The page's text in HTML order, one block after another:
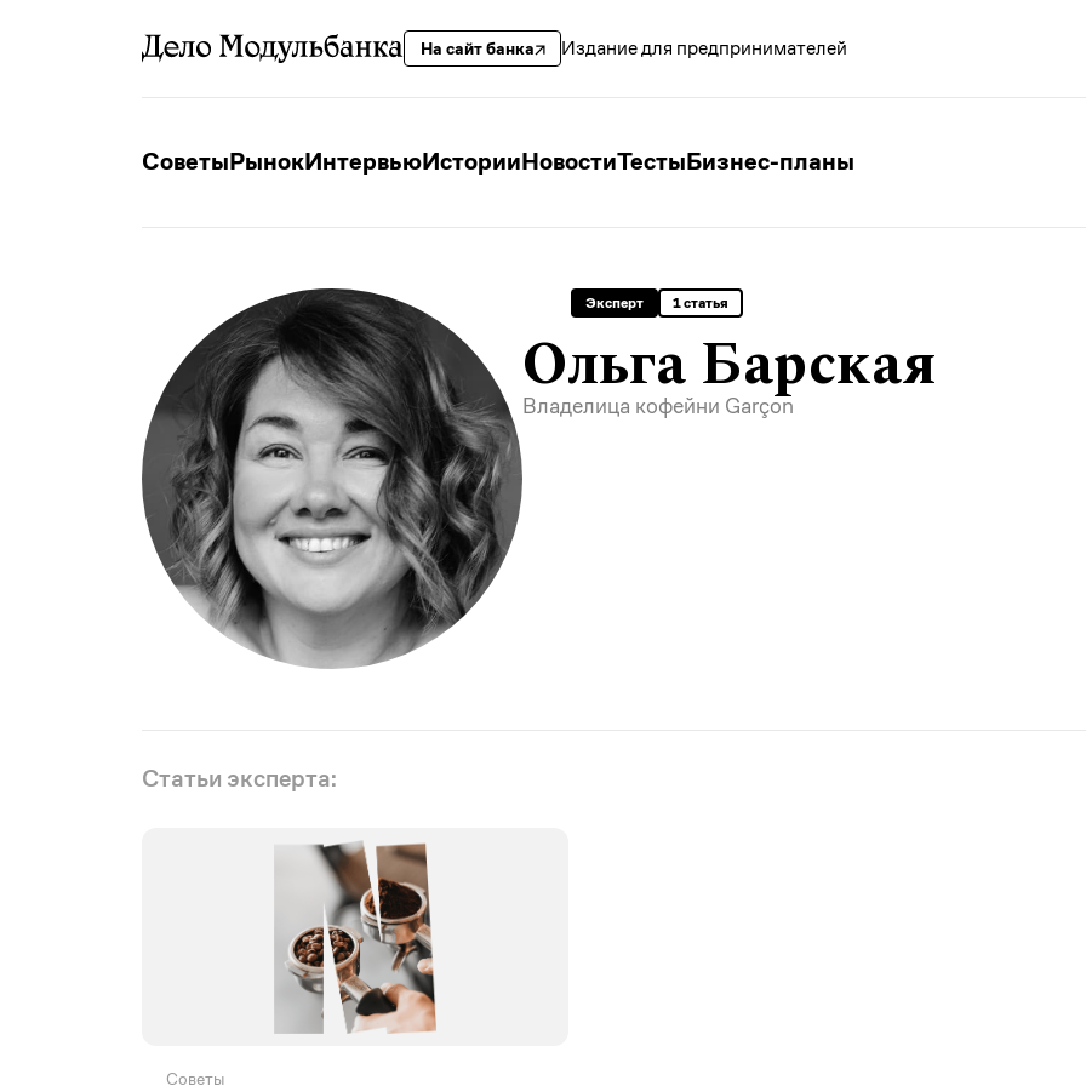
На сайт банка Издание для предпринимателей
СоветыРынокИнтервьюИсторииНовостиТестыБизнес-планы
Эксперт 1 статья
Ольга Барская
Владелица кофейни Garçon
Статьи эксперта:
Советы